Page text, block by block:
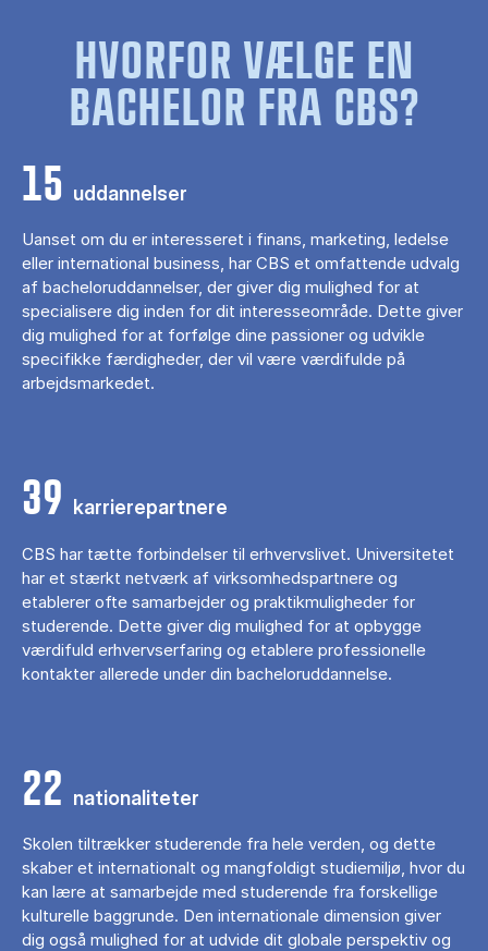
HVORFOR VÆLGE EN
BACHELOR FRA CBS?
15 uddannelser
Uanset om du er interesseret i finans, marketing, ledelse
eller international business, har CBS et omfattende udvalg
af bacheloruddannelser, der giver dig mulighed for at
specialisere dig inden for dit interesseområde. Dette giver
dig mulighed for at forfølge dine passioner og udvikle
specifikke færdigheder, der vil være værdifulde på
arbejdsmarkedet.
39 karrierepartnere
CBS har tætte forbindelser til erhvervslivet. Universitetet
har et stærkt netværk af virksomhedspartnere og
etablerer ofte samarbejder og praktikmuligheder for
studerende. Dette giver dig mulighed for at opbygge
værdifuld erhvervserfaring og etablere professionelle
kontakter allerede under din bacheloruddannelse.
22 nationaliteter
Skolen tiltrækker studerende fra hele verden, og dette
skaber et internationalt og mangfoldigt studiemiljø, hvor du
kan lære at samarbejde med studerende fra forskellige
kulturelle baggrunde. Den internationale dimension giver
dig også mulighed for at udvide dit globale perspektiv og